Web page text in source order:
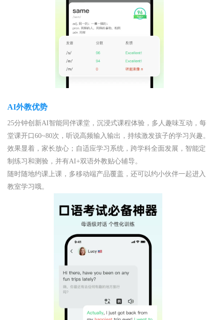
AI外教优势
25分钟创新AI智能同伴课堂，沉浸式课程体验，多人趣味互动，每
堂课开口60~80次，听说高频输入输出，持续激发孩子的学习兴趣。
效果显着，家长放心；自适应学习系统，跨学科全面发展，智能定
制练习和测验，并有AI+双语外教贴心辅导。
随时随地约课上课，多移动端产品覆盖，还可以约小伙伴一起进入
教室学习哦。